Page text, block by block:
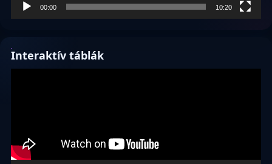
00:00 10:20
Interaktív táblák